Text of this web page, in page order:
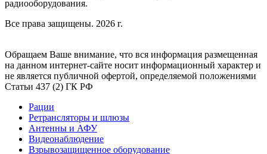
радиооборудования.
Все права защищены. 2026 г.
Обращаем Ваше внимание, что вся информация размещенная
на данном интернет-сайте носит информационный характер и
не является публичной офертой, определяемой положениями
Статьи 437 (2) ГК РФ
Рации
Ретрансляторы и шлюзы
Антенны и АФУ
Видеонаблюдение
Взрывозащищенное оборудование